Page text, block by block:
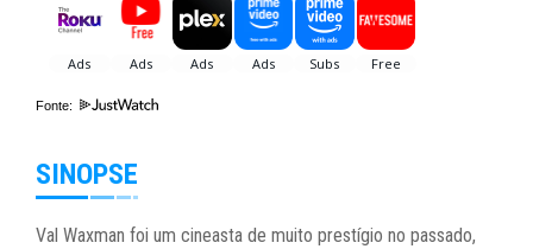
Fonte:
SINOPSE
Val Waxman foi um cineasta de muito prestígio no passado,